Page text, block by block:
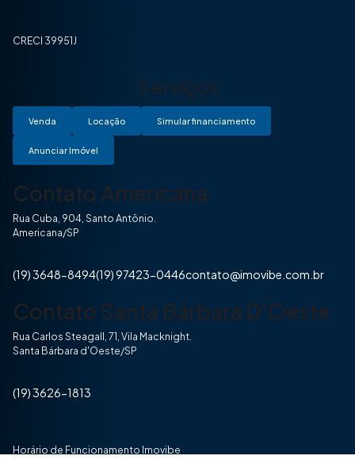
CRECI 39951J
Serviços
Venda Locação Simular financiamento
Anunciar Imóvel
Contato Americana
Rua Cuba, 904, Santo Antônio.
Americana/SP
(19) 3648-8494(19) 97423-0446contato@imovibe.com.br
Contato Santa Bárbara D'Oeste
Rua Carlos Steagall, 71, Vila Macknight.
Santa Bárbara d'Oeste/SP
(19) 3626-1813
Horário de Funcionamento Imovibe